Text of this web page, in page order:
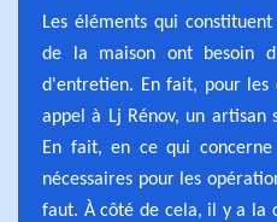
Les éléments qui
de la maison ont besoin
d'entretien. En fait, pour
appel à Lj Rénov, un artisan
En fait, en ce qui
nécessaires pour les
faut. À côté de cela, il y a la